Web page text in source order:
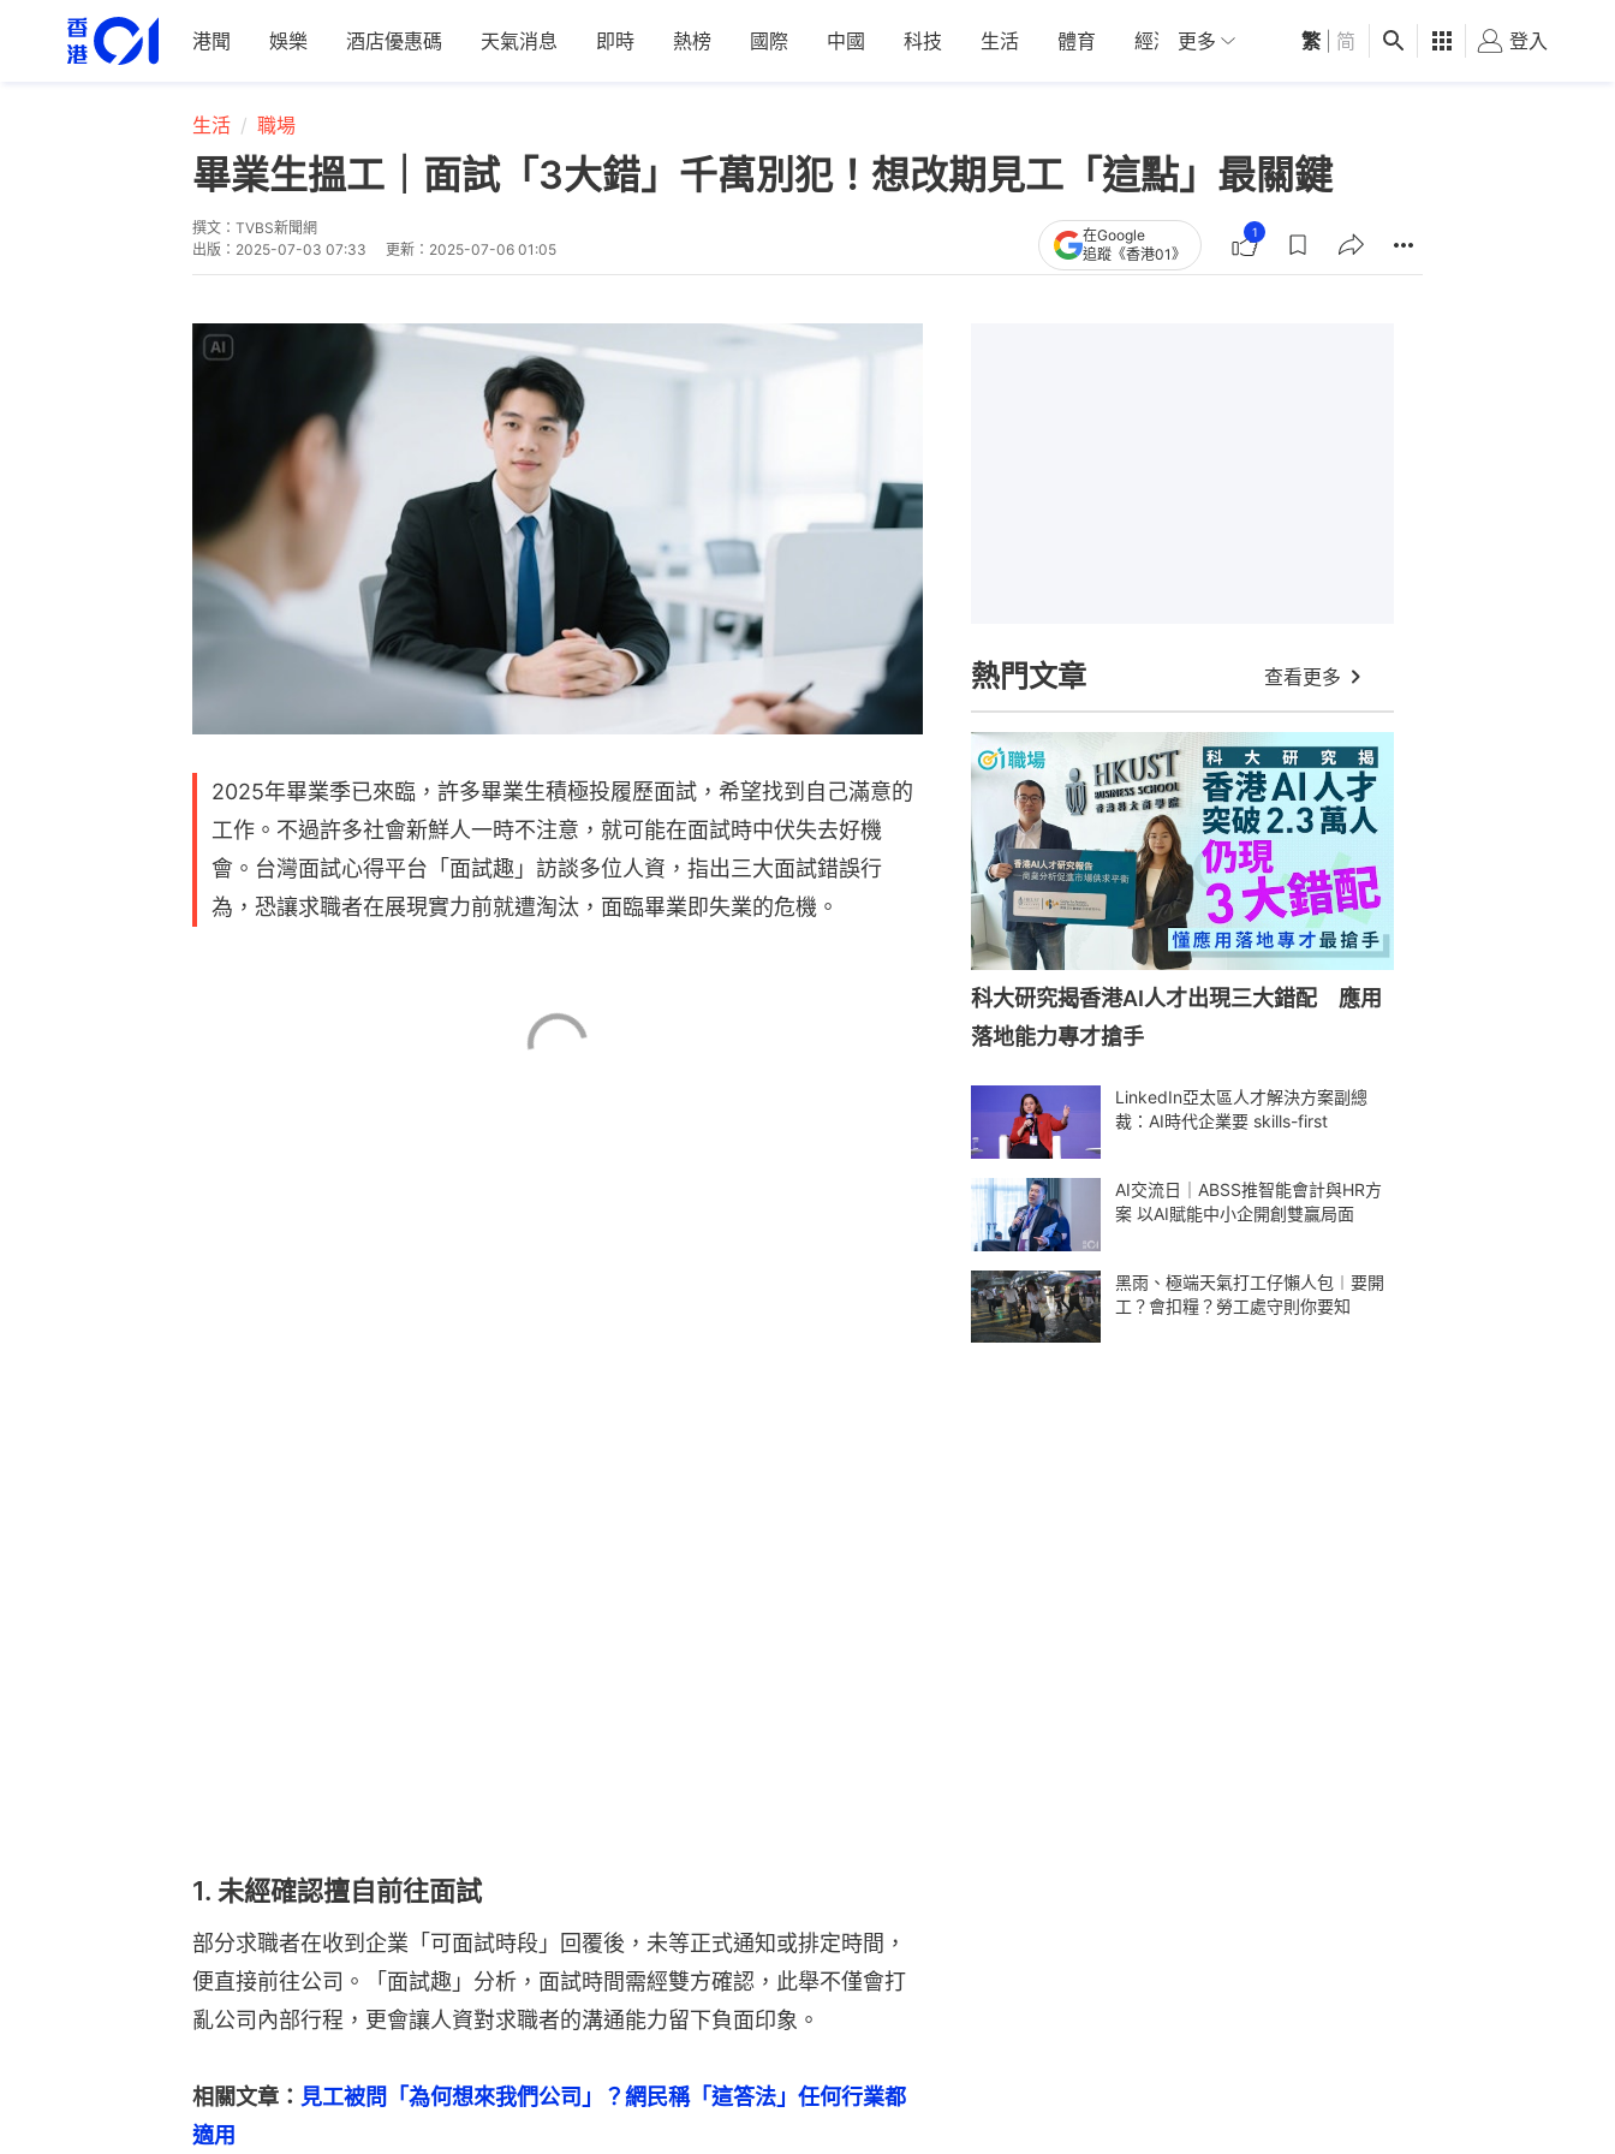
港聞 娛樂 酒店優惠碼 天氣消息 即時 熱榜 國際 中國 科技 生活 體育 經濟 01深圳 觀點 健康 好食玩飛
更多 繁 简 登入
生活 職場
畢業生搵工｜面試「3大錯」千萬別犯！想改期見工「這點」最關鍵
撰文： TVBS新聞網
出版： 2025-07-03 07:33 更新： 2025-07-06 01:05
在Google
追蹤《香港01》
1
2025年畢業季已來臨，許多畢業生積極投履歷面試，希望找到自己滿意的
工作。不過許多社會新鮮人一時不注意，就可能在面試時中伏失去好機
會。台灣面試心得平台「面試趣」訪談多位人資，指出三大面試錯誤行
為，恐讓求職者在展現實力前就遭淘汰，面臨畢業即失業的危機。
1. 未經確認擅自前往面試
部分求職者在收到企業「可面試時段」回覆後，未等正式通知或排定時間，
便直接前往公司。「面試趣」分析，面試時間需經雙方確認，此舉不僅會打
亂公司內部行程，更會讓人資對求職者的溝通能力留下負面印象。
相關文章： 見工被問「為何想來我們公司」？網民稱「這答法」任何行業都
適用
熱門文章 查看更多
科大研究揭香港AI人才出現三大錯配 應用
落地能力專才搶手
LinkedIn亞太區人才解決方案副總
裁：AI時代企業要 skills-first
AI交流日｜ABSS推智能會計與HR方
案 以AI賦能中小企開創雙贏局面
黑雨、極端天氣打工仔懶人包︱要開
工？會扣糧？勞工處守則你要知